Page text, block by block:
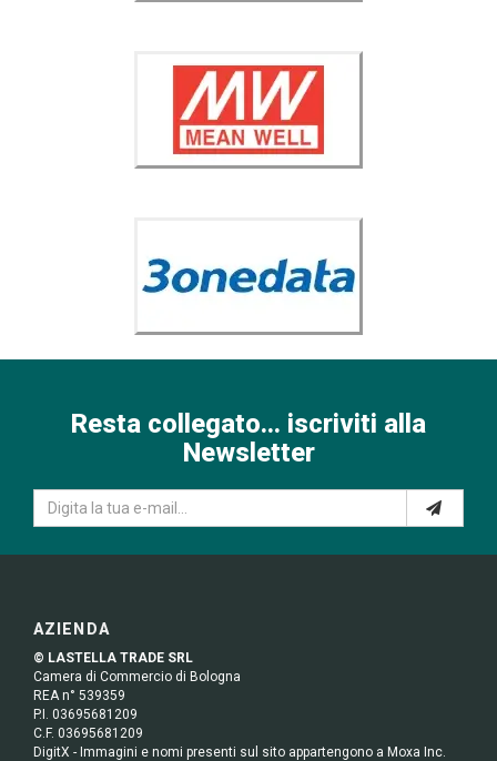
Resta collegato... iscriviti alla
Newsletter
AZIENDA
© LASTELLA TRADE SRL
Camera di Commercio di Bologna
REA n° 539359
P.I. 03695681209
C.F. 03695681209
DigitX - Immagini e nomi presenti sul sito appartengono a Moxa Inc.